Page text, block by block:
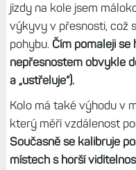
jízdy na kole jsem
výkyvy v přesnosti, což
pohybu. Čím pomaleji
nepřesnostem obvykle
a „ustřeluje“).
Kolo má také výhodu v
který měří vzdálenost
Současně se kalibruje
místech s horší